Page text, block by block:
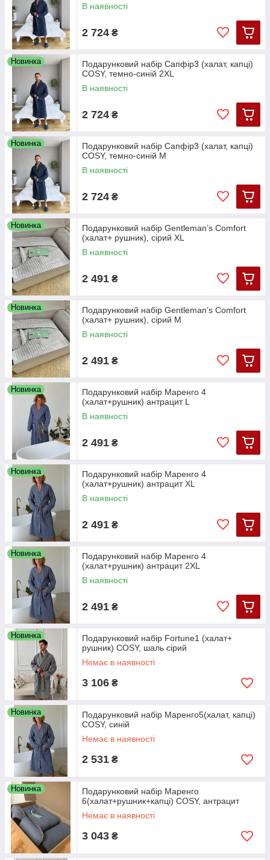
В наявності
2 724 ₴
Новинка
Подарунковий набір Сапфір3 (халат, капці)
COSY, темно-синій 2XL
В наявності
2 724 ₴
Новинка
Подарунковий набір Сапфір3 (халат, капці)
COSY, темно-синій М
В наявності
2 724 ₴
Новинка
Подарунковий набір Gentleman’s Comfort
(халат+ рушник), сірий XL
В наявності
2 491 ₴
Новинка
Подарунковий набір Gentleman’s Comfort
(халат+ рушник), сірий М
В наявності
2 491 ₴
Новинка
Подарунковий набір Маренго 4
(халат+рушник) антрацит L
В наявності
2 491 ₴
Новинка
Подарунковий набір Маренго 4
(халат+рушник) антрацит XL
В наявності
2 491 ₴
Новинка
Подарунковий набір Маренго 4
(халат+рушник) антрацит 2XL
В наявності
2 491 ₴
Новинка
Подарунковий набір Fortune1 (халат+
рушник) COSY, шаль сірий
Немає в наявності
3 106 ₴
Новинка
Подарунковий набір Маренго5(халат, капці)
COSY, синій
Немає в наявності
2 531 ₴
Новинка
Подарунковий набір Маренго
6(халат+рушник+капці) COSY, антрацит
Немає в наявності
3 043 ₴